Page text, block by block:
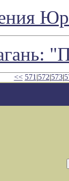
<< 571 |572|573|